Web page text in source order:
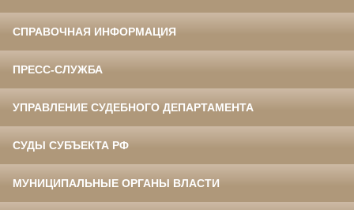
СПРАВОЧНАЯ ИНФОРМАЦИЯ
ПРЕСС-СЛУЖБА
УПРАВЛЕНИЕ СУДЕБНОГО ДЕПАРТАМЕНТА
СУДЫ СУБЪЕКТА РФ
МУНИЦИПАЛЬНЫЕ ОРГАНЫ ВЛАСТИ